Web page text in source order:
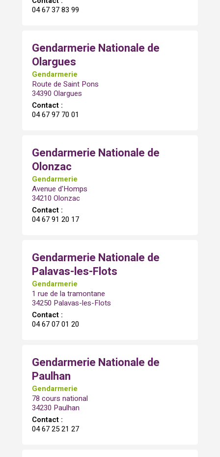
04 67 37 83 99
Gendarmerie Nationale de
Olargues
Gendarmerie
Route de Saint Pons
34390 Olargues
Contact :
04 67 97 70 01
Gendarmerie Nationale de
Olonzac
Gendarmerie
Avenue d'Homps
34210 Olonzac
Contact :
04 67 91 20 17
Gendarmerie Nationale de
Palavas-les-Flots
Gendarmerie
1 rue de la tramontane
34250 Palavas-les-Flots
Contact :
04 67 07 01 20
Gendarmerie Nationale de
Paulhan
Gendarmerie
78 cours national
34230 Paulhan
Contact :
04 67 25 21 27